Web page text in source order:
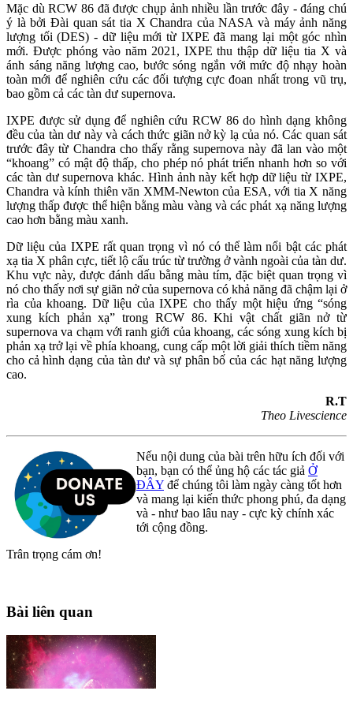
Mặc dù RCW 86 đã được chụp ảnh nhiều lần trước đây - đáng chú
ý là bởi Đài quan sát tia X Chandra của NASA và máy ảnh năng
lượng tối (DES) - dữ liệu mới từ IXPE đã mang lại một góc nhìn
mới. Được phóng vào năm 2021, IXPE thu thập dữ liệu tia X và
ánh sáng năng lượng cao, bước sóng ngắn với mức độ nhạy hoàn
toàn mới để nghiên cứu các đối tượng cực đoan nhất trong vũ trụ,
bao gồm cả các tàn dư supernova.
IXPE được sử dụng để nghiên cứu RCW 86 do hình dạng không
đều của tàn dư này và cách thức giãn nở kỳ lạ của nó. Các quan sát
trước đây từ Chandra cho thấy rằng supernova này đã lan vào một
“khoang” có mật độ thấp, cho phép nó phát triển nhanh hơn so với
các tàn dư supernova khác. Hình ảnh này kết hợp dữ liệu từ IXPE,
Chandra và kính thiên văn XMM-Newton của ESA, với tia X năng
lượng thấp được thể hiện bằng màu vàng và các phát xạ năng lượng
cao hơn bằng màu xanh.
Dữ liệu của IXPE rất quan trọng vì nó có thể làm nổi bật các phát
xạ tia X phân cực, tiết lộ cấu trúc từ trường ở vành ngoài của tàn dư.
Khu vực này, được đánh dấu bằng màu tím, đặc biệt quan trọng vì
nó cho thấy nơi sự giãn nở của supernova có khả năng đã chậm lại ở
rìa của khoang. Dữ liệu của IXPE cho thấy một hiệu ứng “sóng
xung kích phản xạ” trong RCW 86. Khi vật chất giãn nở từ
supernova va chạm với ranh giới của khoang, các sóng xung kích bị
phản xạ trở lại về phía khoang, cung cấp một lời giải thích tiềm năng
cho cả hình dạng của tàn dư và sự phân bố của các hạt năng lượng
cao.
R.T
Theo Livescience
Nếu nội dung của bài trên hữu ích đối với
bạn, bạn có thể ủng hộ các tác giả Ở
ĐÂY để chúng tôi làm ngày càng tốt hơn
và mang lại kiến thức phong phú, đa dạng
và - như bao lâu nay - cực kỳ chính xác
tới cộng đồng.
Trân trọng cám ơn!
Bài liên quan